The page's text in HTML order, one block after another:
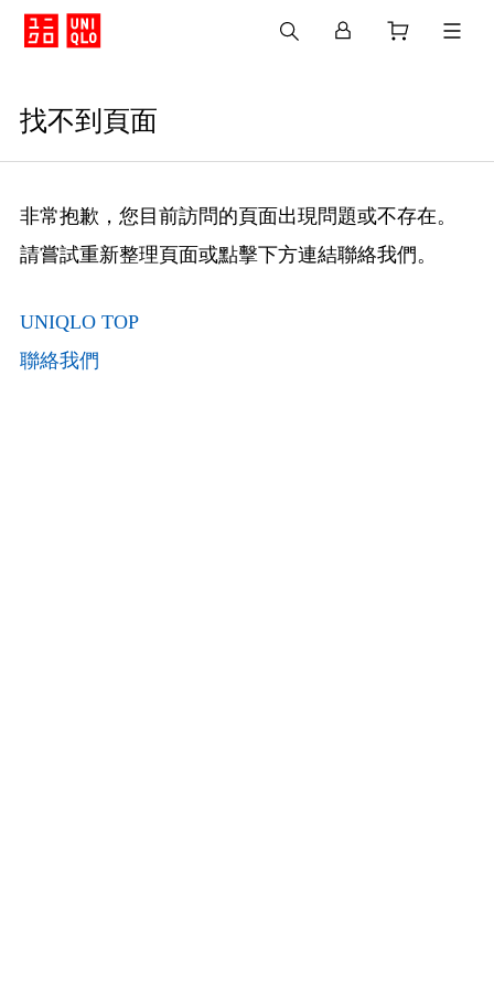
找不到頁面
非常抱歉，您目前訪問的頁面出現問題或不存在。
請嘗試重新整理頁面或點擊下方連結聯絡我們。
UNIQLO TOP
聯絡我們